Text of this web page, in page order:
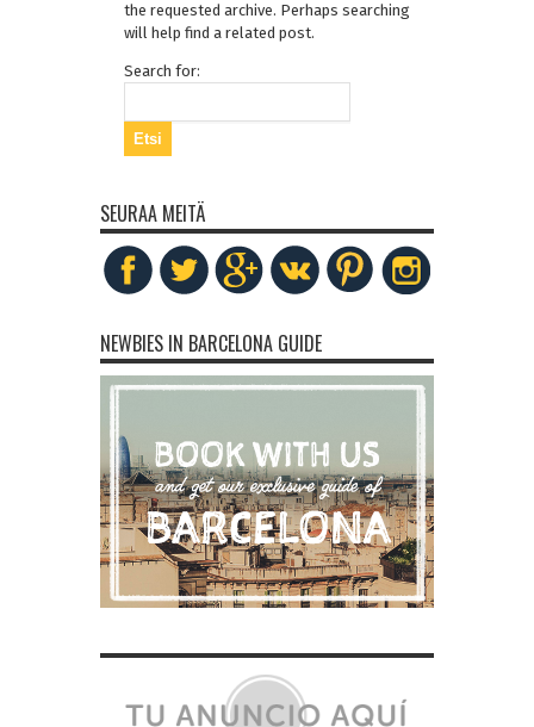
the requested archive. Perhaps searching
will help find a related post.
Search for:
SEURAA MEITÄ
NEWBIES IN BARCELONA GUIDE